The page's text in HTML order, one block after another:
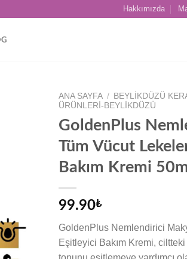
Hakkımızda
ANA SAYFA / BEYLIKDÜZÜ
ÜRÜNLERI-BEYLIKDÜZÜ
GoldenPlus
Tüm Vücut
Bakım Kremi 50ml
99.90₺
GoldenPlus Nemlendirici
Eşitleyici Bakım Kremi,